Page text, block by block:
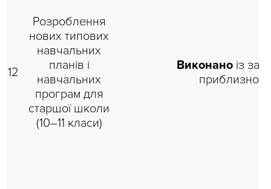
12
Розроблення
нових типових
навчальних
планів і
навчальних
програм для
старшої школи
(10–11 класи)
Виконано із
приблизно